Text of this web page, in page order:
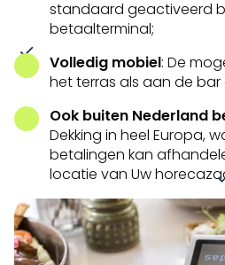
standaard geactiveerd
betaalterminal;
Volledig mobiel: De
het terras als aan de bar
Ook buiten Nederland
Dekking in heel Europa,
betalingen kan
locatie van Uw